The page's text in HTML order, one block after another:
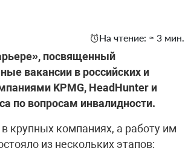
На чтение: ≈ 3 мин.
посвященный
вакансии в российских и
KPMG, HeadHunter и
по вопросам инвалидности.
крупных компаниях, а работу им
из нескольких этапов: